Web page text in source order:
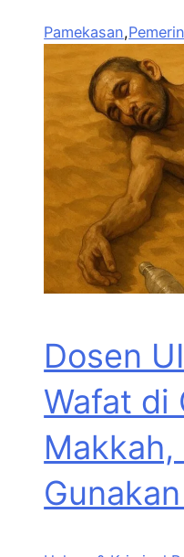
Pamekasan,
Dosen
Wafat di